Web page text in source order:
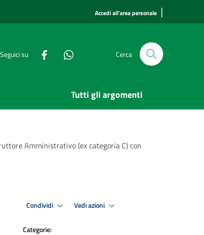
Accedi all'area personale |
Seguici su Cerca
Tutti gli argomenti
Amministrativo (ex categoria C) con
Condividi Vedi azioni
Categorie: